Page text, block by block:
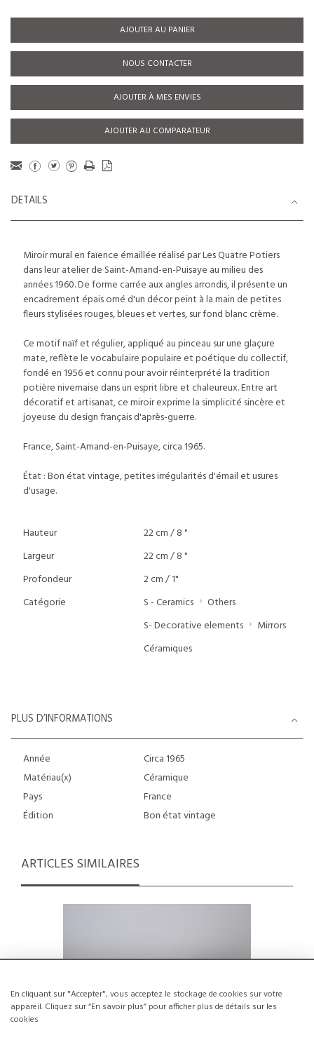
En cliquant sur "Accepter", vous acceptez le stockage de cookies sur votre
appareil. Cliquez sur “En savoir plus” pour afficher plus de détails sur les
cookies
AJOUTER AU PANIER
NOUS CONTACTER
AJOUTER À MES ENVIES
AJOUTER AU COMPARATEUR
DETAILS
Miroir mural en faïence émaillée réalisé par Les Quatre Potiers
dans leur atelier de Saint-Amand-en-Puisaye au milieu des
années 1960. De forme carrée aux angles arrondis, il présente un
encadrement épais orné d'un décor peint à la main de petites
fleurs stylisées rouges, bleues et vertes, sur fond blanc crème.
Ce motif naïf et régulier, appliqué au pinceau sur une glaçure
mate, reflète le vocabulaire populaire et poétique du collectif,
fondé en 1956 et connu pour avoir réinterprété la tradition
potière nivernaise dans un esprit libre et chaleureux. Entre art
décoratif et artisanat, ce miroir exprime la simplicité sincère et
joyeuse du design français d'après-guerre.
France, Saint-Amand-en-Puisaye, circa 1965.
État : Bon état vintage, petites irrégularités d'émail et usures
d'usage.
Hauteur
22 cm / 8 "
Largeur
22 cm / 8 "
Profondeur
2 cm / 1"
Catégorie
S - Ceramics
Others
S- Decorative elements
Mirrors
Céramiques
PLUS D’INFORMATIONS
Année
Circa 1965
Matériau(x)
Céramique
Pays
France
Édition
Bon état vintage
ARTICLES SIMILAIRES